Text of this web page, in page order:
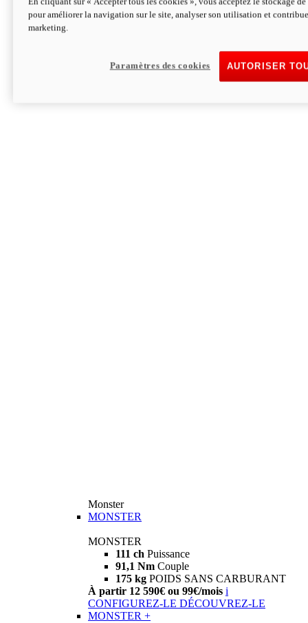
Hypermotard V2 SP 100
Découvrez-le
Monster
MONSTER
MONSTER
111 ch Puissance
91,1 Nm Couple
175 kg POIDS SANS CARBURANT
À partir 12 590€ ou 99€/mois i
CONFIGUREZ-LE DÉCOUVREZ-LE
MONSTER +
pour améliorer la navigation sur le site, analyser son utilisation et
marketing.
AUTORISER
Paramètres des cookies